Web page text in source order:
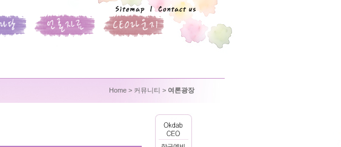
Home > 커뮤니티 > 여론광장